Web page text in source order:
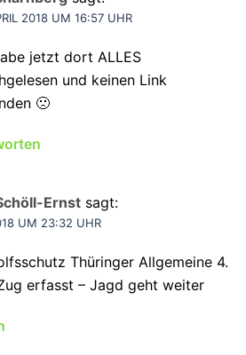
2018 UM 16:57 UHR
jetzt dort ALLES
und keinen Link
🙁
Ernst sagt:
UM 23:32 UHR
Thüringer Allgemeine 4.
erfasst – Jagd geht weiter